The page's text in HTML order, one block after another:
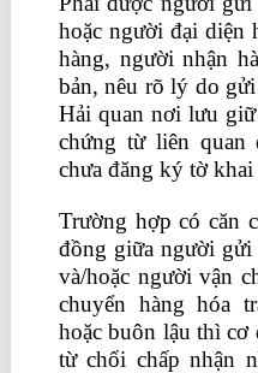
hoặc người đại diện
hàng, người nhận
bản, nêu rõ lý do
Hải quan nơi lưu giữ
chứng từ liên quan
chưa đăng ký tờ khai
Trường hợp có căn
đồng giữa người gửi
và/hoặc người vận
chuyển hàng hóa
hoặc buôn lậu thì cơ
từ chối chấp nhận